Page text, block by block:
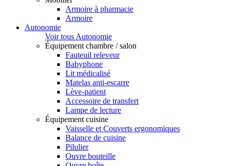
Armoire à pharmacie
Armoire
Autonomie
Voir tous Autonomie
Équipement chambre / salon
Fauteuil releveur
Babyphone
Lit médicalisé
Matelas anti-escarre
Lève-patient
Accessoire de transfert
Lampe de lecture
Équipement cuisine
Vaisselle et Couverts ergonomiques
Balance de cuisine
Pilulier
Ouvre bouteille